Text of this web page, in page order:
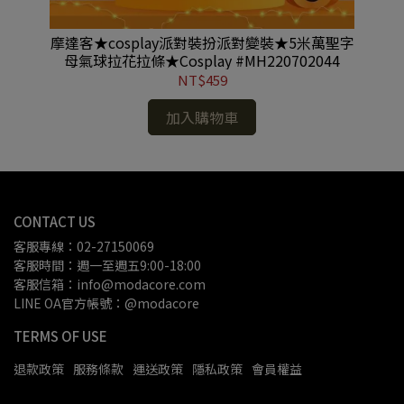
摩達客★cosplay派對裝扮派對變裝★5米萬聖字
母氣球拉花拉條★Cosplay #MH220702044
NT$459
加入購物車
CONTACT US
客服專線：02-27150069
客服時間：週一至週五9:00-18:00
客服信箱：info@modacore.com
LINE OA官方帳號：@modacore
TERMS OF USE
退款政策 服務條款 運送政策 隱私政策 會員權益